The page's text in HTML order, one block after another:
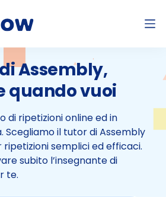
Assembly,
quando vuoi
di ripetizioni online ed in
Scegliamo il tutor di Assembly
semplici ed efficaci.
subito l’insegnante di
te.